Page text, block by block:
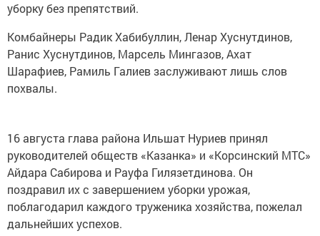
уборку без препятствий.
Комбайнеры Радик Хабибуллин, Ленар Хуснутдинов,
Ранис Хуснутдинов, Марсель Мингазов, Ахат
Шарафиев, Рамиль Галиев заслуживают лишь слов
похвалы.
16 августа глава района Ильшат Нуриев принял
руководителей обществ «Казанка» и «Корсинский МТС»
Айдара Сабирова и Рауфа Гилязетдинова. Он
поздравил их с завершением уборки урожая,
поблагодарил каждого труженика хозяйства, пожелал
дальнейших успехов.